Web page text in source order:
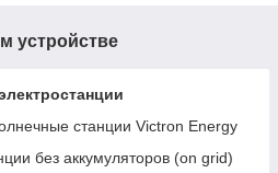
устройстве
станции Victron Energy
без аккумуляторов (on grid)